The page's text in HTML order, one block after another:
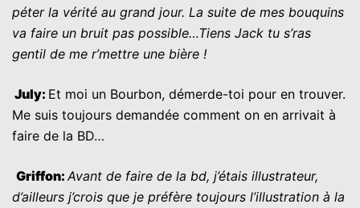
péter la vérité au grand jour. La suite de mes bouquins
va faire un bruit pas possible…Tiens Jack tu s’ras
gentil de me r’mettre une bière !
July: Et moi un Bourbon, démerde-toi pour en trouver.
Me suis toujours demandée comment on en arrivait à
faire de la BD…
Griffon: Avant de faire de la bd, j’étais illustrateur,
d’ailleurs j’crois que je préfère toujours l’illustration à la